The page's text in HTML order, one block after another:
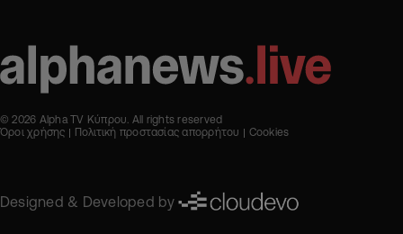
© 2026 Alpha TV Κύπρου. All rights reserved
Όροι χρήσης
Πολιτική προστασίας απορρήτου Cookies
Designed & Developed by